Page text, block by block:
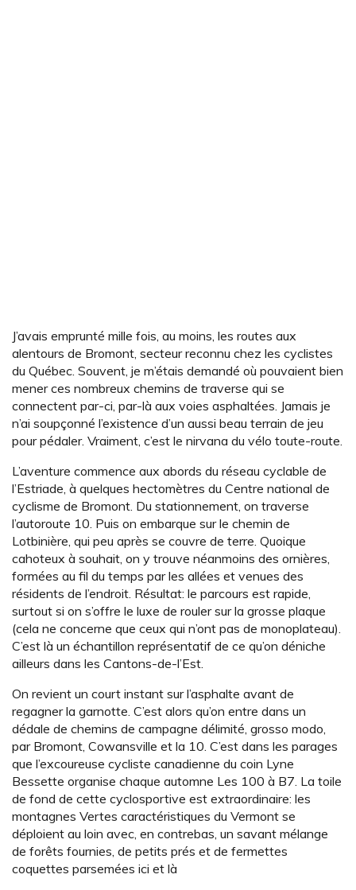
J’avais emprunté mille fois, au moins, les routes aux
alentours de Bromont, secteur reconnu chez les cyclistes
du Québec. Souvent, je m’étais demandé où pouvaient bien
mener ces nombreux chemins de traverse qui se
connectent par-ci, par-là aux voies asphaltées. Jamais je
n’ai soupçonné l’existence d’un aussi beau terrain de jeu
pour pédaler. Vraiment, c’est le nirvana du vélo toute-route.
L’aventure commence aux abords du réseau cyclable de
l’Estriade, à quelques hectomètres du Centre national de
cyclisme de Bromont. Du stationnement, on traverse
l’autoroute 10. Puis on embarque sur le chemin de
Lotbinière, qui peu après se couvre de terre. Quoique
cahoteux à souhait, on y trouve néanmoins des ornières,
formées au fil du temps par les allées et venues des
résidents de l’endroit. Résultat: le parcours est rapide,
surtout si on s’offre le luxe de rouler sur la grosse plaque
(cela ne concerne que ceux qui n’ont pas de monoplateau).
C’est là un échantillon représentatif de ce qu’on déniche
ailleurs dans les Cantons-de-l’Est.
On revient un court instant sur l’asphalte avant de
regagner la garnotte. C’est alors qu’on entre dans un
dédale de chemins de campagne délimité, grosso modo,
par Bromont, Cowansville et la 10. C’est dans les parages
que l’excoureuse cycliste canadienne du coin Lyne
Bessette organise chaque automne Les 100 à B7. La toile
de fond de cette cyclosportive est extraordinaire: les
montagnes Vertes caractéristiques du Vermont se
déploient au loin avec, en contrebas, un savant mélange
de forêts fournies, de petits prés et de fermettes
coquettes parsemées ici et là